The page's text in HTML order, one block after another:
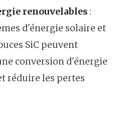
renouvelables :
d'énergie solaire et
SiC peuvent
conversion d'énergie
réduire les pertes